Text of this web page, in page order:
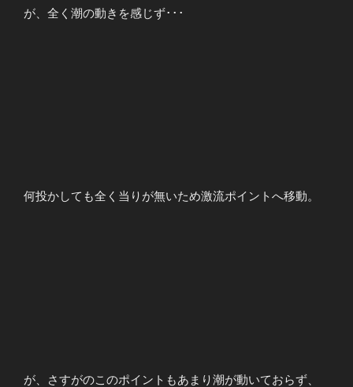
が、全く潮の動きを感じず･･･
何投かしても全く当りが無いため激流ポイントへ移動。
が、さすがのこのポイントもあまり潮が動いておらず、